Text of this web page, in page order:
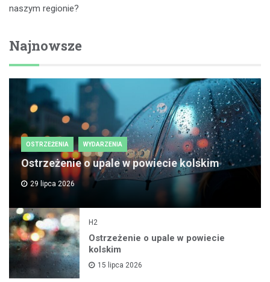
naszym regionie?
Najnowsze
OSTRZEŻENIA WYDARZENIA
Ostrzeżenie o upale w powiecie kolskim
29 lipca 2026
H2
Ostrzeżenie o upale w powiecie
kolskim
15 lipca 2026